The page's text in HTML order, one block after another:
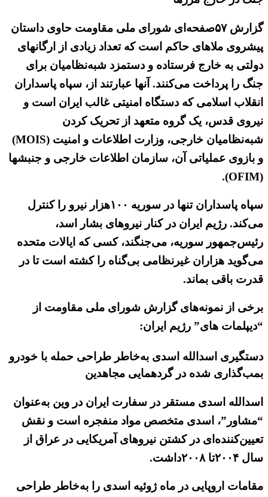
گزارش ۵۷صفحه‌ای شورای ملی مقاومت حاوی داستان
پیشروی ملاهای حاکم است که تعداد زیادی از ارگانهای
دولتی به خارج فرستاده و دستمزد شبه‌نظامیان برای
جنگ را پرداخت می‌کنند. آنها عبارتند از، سپاه پاسداران
انقلاب اسلامی که دستگاه امنیتی غالب ایران است و
نیروی قدس، یک گروه متعهد از تحریک کردن
شبه‌نظامیان خارجی، وزارت اطلاعات و امنیت (MOIS)
و بازوی عملیاتی آن، سازمان اطلاعات خارجی و جنبشها
(OFIM).
سپاه پاسداران تنها در سوریه ۱۰۰هزار نیرو را کنترل
می‌کند. رژیم ایران در کنار نیروهای بشار اسد،
رئیس‌جمهور سوریه، می‌جنگند، کسی که ایالات متحده
می‌گوید هزاران غیرنظامی بی‌گناه را کشته است تا در
قدرت باقی بماند.
برخی از نمونه‌های گزارش شورای ملی مقاومت از
“دیپلمات های” رژیم ایران:
دستگیری اسدالله اسدی به‌خاطر طراحی حمله با خودرو
بمب‌گذاری شده در گردهمایی مجاهدین
اسدالله اسدی مستقر در سفارت ایران در وین به‌عنوان
“مشاور”، اسدی متخصص مواد منفجره است و نقش
تعیین‌کننده‌ای در کشتن نیروهای آمریکایی در عراق از
سال ۲۰۰۴تا ۲۰۰۸داشت.
مقامات اروپایی در ماه ژوئیه اسدی را به‌خاطر طراحی